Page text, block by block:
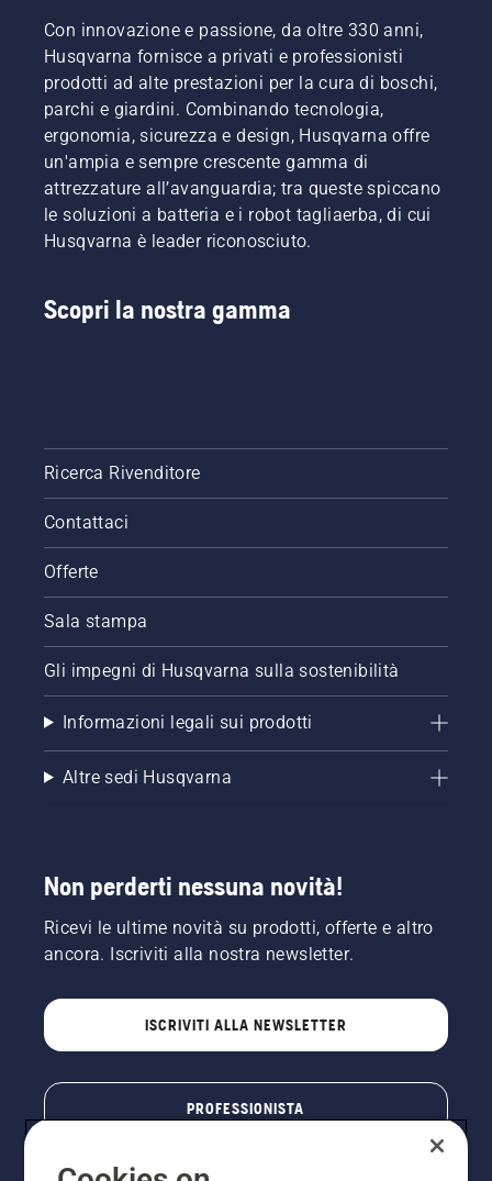
Con innovazione e passione, da oltre 330 anni,
Husqvarna fornisce a privati e professionisti
prodotti ad alte prestazioni per la cura di boschi,
parchi e giardini. Combinando tecnologia,
ergonomia, sicurezza e design, Husqvarna offre
un'ampia e sempre crescente gamma di
attrezzature all’avanguardia; tra queste spiccano
le soluzioni a batteria e i robot tagliaerba, di cui
Husqvarna è leader riconosciuto.
Scopri la nostra gamma
Ricerca Rivenditore
Contattaci
Offerte
Sala stampa
Gli impegni di Husqvarna sulla sostenibilità
Informazioni legali sui prodotti
Altre sedi Husqvarna
Non perderti nessuna novità!
Ricevi le ultime novità su prodotti, offerte e altro
ancora. Iscriviti alla nostra newsletter.
ISCRIVITI ALLA NEWSLETTER
PROFESSIONISTA